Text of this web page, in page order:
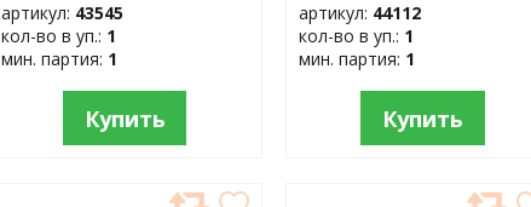
артикул: 43545
кол-во в уп.: 1
мин. партия: 1
Купить
артикул: 44112
кол-во в уп.: 1
мин. партия: 1
Купить